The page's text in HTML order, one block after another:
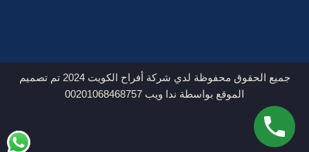
جميع الحقوق محفوظة لدي شركة أفراح الكويت 2024 تم تصميم
الموقع بواسطة ندا ويب 00201068468757